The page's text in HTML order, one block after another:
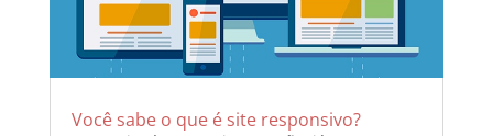
Você sabe o que é site responsivo?